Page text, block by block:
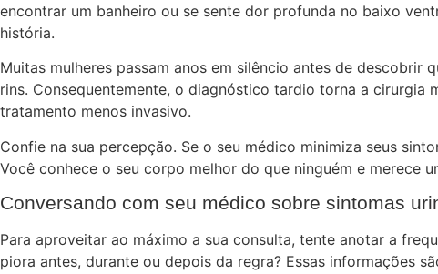
encontrar um banheiro ou se sente dor profunda no baixo
história.
Muitas mulheres passam anos em silêncio antes de
rins. Consequentemente, o diagnóstico tardio torna a cirurgia
tratamento menos invasivo.
Confie na sua percepção. Se o seu médico minimiza seus
Você conhece o seu corpo melhor do que ninguém e merece
Conversando com seu médico sobre sintomas
Para aproveitar ao máximo a sua consulta, tente anotar a
piora antes, durante ou depois da regra? Essas informações